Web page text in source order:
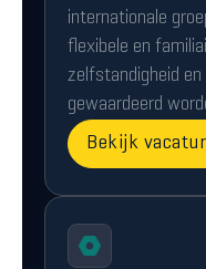
internationale
flexibele en
zelfstandigheid
gewaardeerd
Bekijk